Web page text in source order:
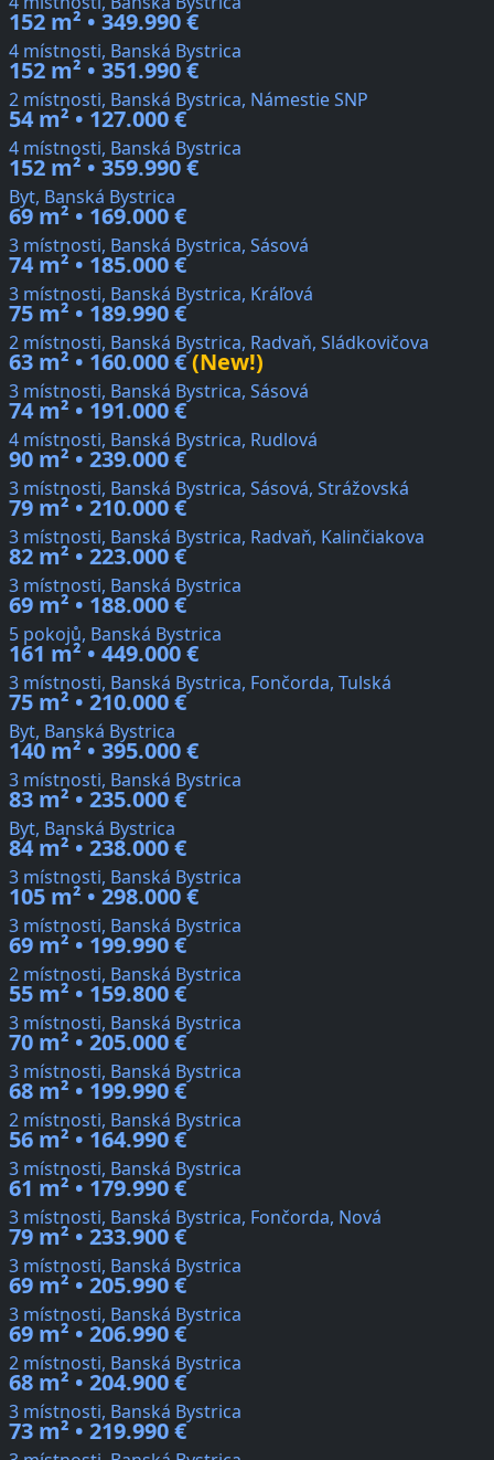
152 m² • 349.990 €
4 místnosti, Banská Bystrica
152 m² • 351.990 €
2 místnosti, Banská Bystrica, Námestie SNP
54 m² • 127.000 €
4 místnosti, Banská Bystrica
152 m² • 359.990 €
Byt, Banská Bystrica
69 m² • 169.000 €
3 místnosti, Banská Bystrica, Sásová
74 m² • 185.000 €
3 místnosti, Banská Bystrica, Kráľová
75 m² • 189.990 €
2 místnosti, Banská Bystrica, Radvaň, Sládkovičova
63 m² • 160.000 €(New!)
3 místnosti, Banská Bystrica, Sásová
74 m² • 191.000 €
4 místnosti, Banská Bystrica, Rudlová
90 m² • 239.000 €
3 místnosti, Banská Bystrica, Sásová, Strážovská
79 m² • 210.000 €
3 místnosti, Banská Bystrica, Radvaň, Kalinčiakova
82 m² • 223.000 €
3 místnosti, Banská Bystrica
69 m² • 188.000 €
5 pokojů, Banská Bystrica
161 m² • 449.000 €
3 místnosti, Banská Bystrica, Fončorda, Tulská
75 m² • 210.000 €
Byt, Banská Bystrica
140 m² • 395.000 €
3 místnosti, Banská Bystrica
83 m² • 235.000 €
Byt, Banská Bystrica
84 m² • 238.000 €
3 místnosti, Banská Bystrica
105 m² • 298.000 €
3 místnosti, Banská Bystrica
69 m² • 199.990 €
2 místnosti, Banská Bystrica
55 m² • 159.800 €
3 místnosti, Banská Bystrica
70 m² • 205.000 €
3 místnosti, Banská Bystrica
68 m² • 199.990 €
2 místnosti, Banská Bystrica
56 m² • 164.990 €
3 místnosti, Banská Bystrica
61 m² • 179.990 €
3 místnosti, Banská Bystrica, Fončorda, Nová
79 m² • 233.900 €
3 místnosti, Banská Bystrica
69 m² • 205.990 €
3 místnosti, Banská Bystrica
69 m² • 206.990 €
2 místnosti, Banská Bystrica
68 m² • 204.900 €
3 místnosti, Banská Bystrica
73 m² • 219.990 €